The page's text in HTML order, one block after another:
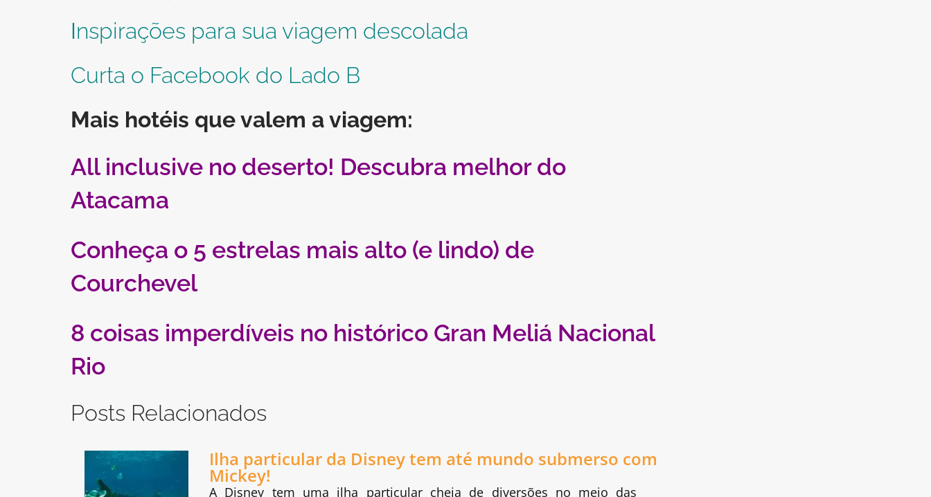
Inspirações para sua viagem descolada
Curta o Facebook do Lado B
Mais hotéis que valem a viagem:
All inclusive no deserto! Descubra melhor do
Atacama
Conheça o 5 estrelas mais alto (e lindo) de
Courchevel
8 coisas imperdíveis no histórico Gran Meliá Nacional
Rio
Posts Relacionados
Ilha particular da Disney tem até mundo submerso com
Mickey!
A Disney tem uma ilha particular cheia de diversões no meio das